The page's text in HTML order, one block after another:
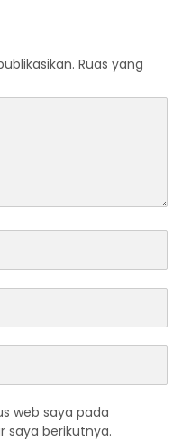
Ruas yang
web saya pada
saya berikutnya.